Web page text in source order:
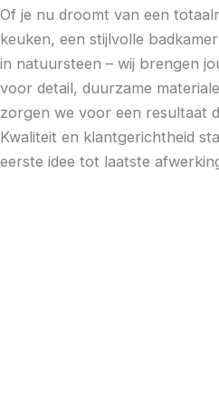
Of je nu droomt van een
keuken, een stijlvolle
in natuursteen – wij brengen
voor detail, duurzame
zorgen we voor een resultaat
Kwaliteit en klantgerichtheid
eerste idee tot laatste